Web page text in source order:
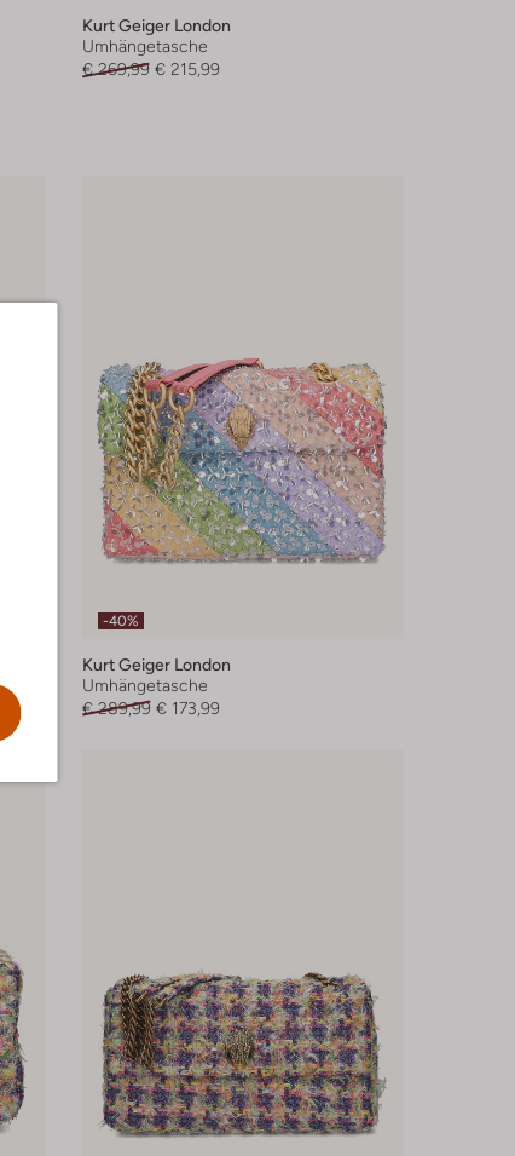
Kurt Geiger London
Umhängetasche
€ 269,99 € 215,99
-40%
Kurt Geiger London
Umhängetasche
€ 289,99 € 173,99